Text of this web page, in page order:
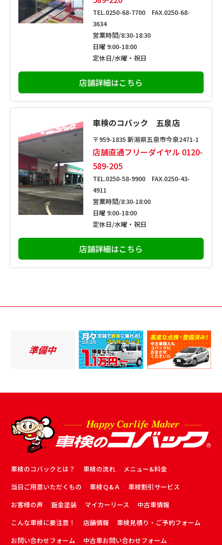
TEL.0250-68-7700 FAX.0250-68-
3634
営業時間/8:30-18:30
日曜 9:00-18:00
定休日/水曜・祝日
店舗詳細はこちら
車検のコバック 五泉店
〒959-1835 新潟県五泉市今泉2471-1
店舗直通フリーダイヤル 0120-
589-205
TEL.0250-58-9900 FAX.0250-43-
4911
営業時間/8:30-18:00
日曜 9:00-18:00
定休日/水曜・祝日
店舗詳細はこちら
車検のコバックとは？ 車検の流れ
メニュー&料金
当日ご用意いただくもの
車検Ｑ&Ａ
車検割引サービス
お客様の声
鈑金塗装 マイカーリース
中古車情報
こんな車検に要注意！
店舗情報
車検見積り・ご予約フォーム
お問い合わせフォーム
中古車お問い合わせフォーム